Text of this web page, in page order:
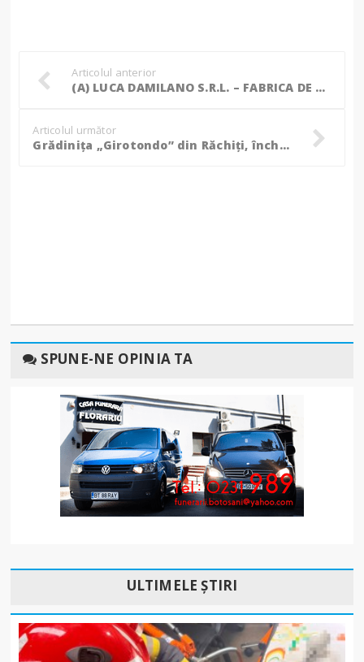
Articolul anterior
(A) LUCA DAMILANO S.R.L. – FABRICA DE MOBILĂ BOTOȘANI angajează:
Articolul următor
Grădinița „Girotondo” din Răchiți, închisă în urma confirmării a trei cazuri de infectare cu coronavirus
SPUNE-NE OPINIA TA
ULTIMELE ȘTIRI